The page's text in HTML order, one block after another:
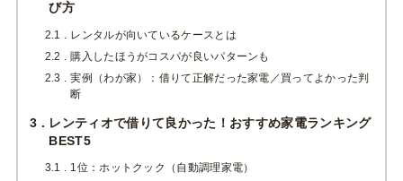
び方
2.1
レンタルが向いているケースとは
2.2
購入したほうがコスパが良いパターンも
2.3
実例（わが家）：借りて正解だった家電／買ってよかった判
断
3
レンティオで借りて良かった！おすすめ家電ランキング
BEST5
3.1
1位：ホットクック（自動調理家電）